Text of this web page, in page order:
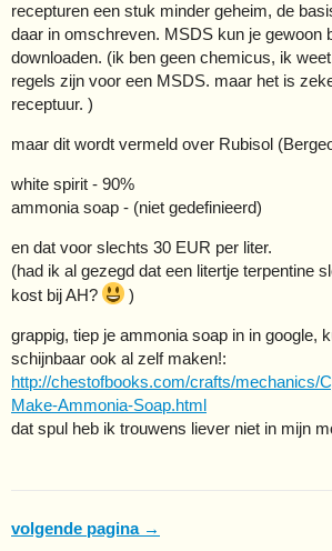
recepturen een stuk minder geheim, de
daar in omschreven. MSDS kun je gewoon
downloaden. (ik ben geen chemicus, ik
regels zijn voor een MSDS. maar het is
receptuur. )
maar dit wordt vermeld over Rubisol
white spirit - 90%
ammonia soap - (niet gedefinieerd)
en dat voor slechts 30 EUR per liter.
(had ik al gezegd dat een litertje terpentine
kost bij AH?
)
grappig, tiep je ammonia soap in in google,
schijnbaar ook al zelf maken!:
http://chestofbooks.com/crafts/mechanics/
Make-Ammonia-Soap.html
dat spul heb ik trouwens liever niet in mijn
volgende pagina →